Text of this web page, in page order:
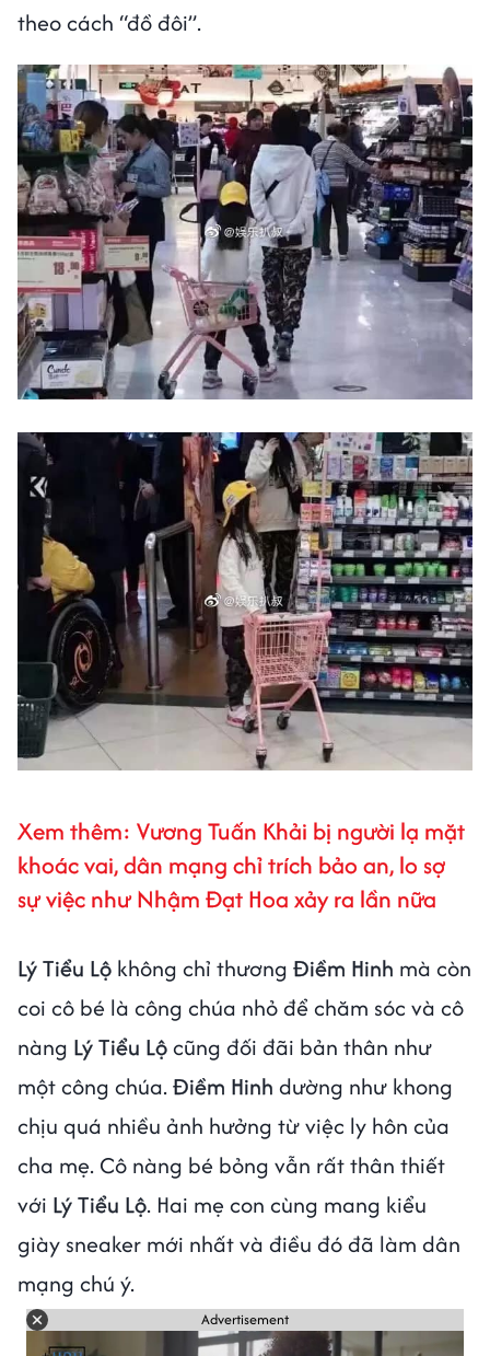
theo cách “đồ đôi”.
Xem thêm: Vương Tuấn Khải bị người lạ mặt
khoác vai, dân mạng chỉ trích bảo an, lo sợ
sự việc như Nhậm Đạt Hoa xảy ra lần nữa
Lý Tiểu Lộ không chỉ thương Điềm Hinh mà còn
coi cô bé là công chúa nhỏ để chăm sóc và cô
nàng Lý Tiểu Lộcũng đối đãi bản thân như
một công chúa.Điềm Hinh dường như khong
chịu quá nhiều ảnh hưởng từ việc ly hôn của
cha mẹ. Cô nàng bé bỏng vẫn rất thân thiết
với Lý Tiểu Lộ. Hai mẹ con cùng mang kiểu
giày sneaker mới nhất và điều đó đã làm dân
mạng chú ý.
Advertisement